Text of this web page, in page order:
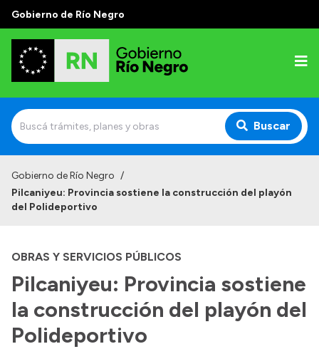
Gobierno de Río Negro
Buscar
Autoridades
Autoridades y Organismos
Discursos en la Legislatura
Casa de Gobierno
Acerca de Río Negro
Gobierno de Río Negro /
Pilcaniyeu: Provincia sostiene la construcción del playón
del Polideportivo
OBRAS Y SERVICIOS PÚBLICOS
Pilcaniyeu: Provincia sostiene
la construcción del playón del
Polideportivo